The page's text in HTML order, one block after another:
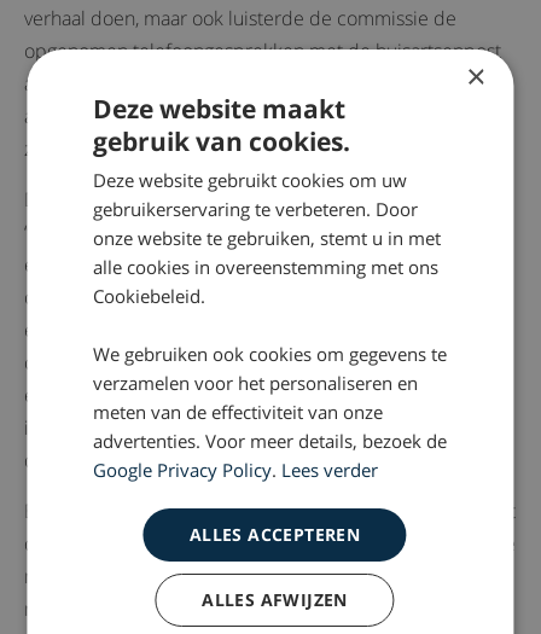
verhaal doen, maar ook luisterde de commissie de
opgenomen telefoongesprekken met de huisartsenpost
af. Volgens de commissie blijkt uit onderzoek dat “de
alarmverschijnselen onvoldoende zijn opgepakt, door
zowel de triagist als door de dokter van dienst.”
De conclusie van de commissie is dan ook klip en klaar.
“De hulp die u vroeg heeft te lang op zich laten wachten
en heeft uiteindelijk geleid tot ziekenhuisopname en
opname op de intensive care.” De commissie heeft ook
een verklaring waar het mis is gegaan. Volgens de
commissie was het die middag namelijk vanwege corona
erg druk op de spoedpost. “Dat leidde ertoe dat steeds
iemand anders aan de telefoon kwam en er niet een
duidelijk beeld was van wat er speelde.”
Bovendien was het volgens de commissie niet correct dat
de patiënt per se zelf had moeten bellen, zoals de familie
meermalen te horen kreeg. “De privacywetgeving werd
niet goed en is te strikt toegepast.” Het eindoordeel is
×
Deze website maakt
gebruik van cookies.
Deze website gebruikt cookies om uw
gebruikerservaring te verbeteren. Door
onze website te gebruiken, stemt u in met
alle cookies in overeenstemming met ons
Cookiebeleid.
We gebruiken ook cookies om gegevens te
verzamelen voor het personaliseren en
meten van de effectiviteit van onze
advertenties. Voor meer details, bezoek de
Google Privacy Policy. Lees verder
ALLES ACCEPTEREN
ALLES AFWIJZEN